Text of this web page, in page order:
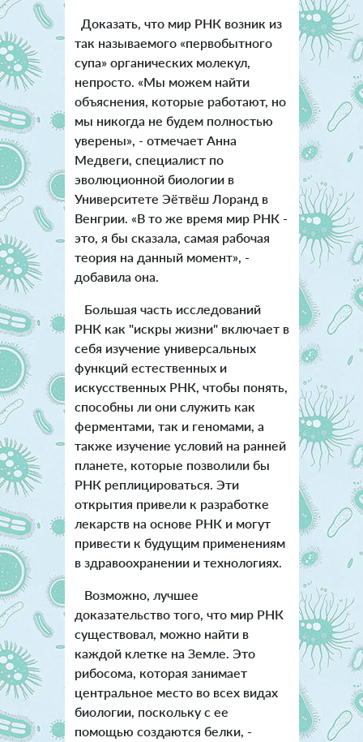
Доказать, что мир РНК возник из
так называемого «первобытного
супа» органических молекул,
непросто. «Мы можем найти
объяснения, которые работают, но
мы никогда не будем полностью
уверены», - отмечает Анна
Медвеги, специалист по
эволюционной биологии в
Университете Эётвёш Лоранд в
Венгрии. «В то же время мир РНК -
это, я бы сказала, самая рабочая
теория на данный момент», -
добавила она.
Большая часть исследований
РНК как "искры жизни" включает в
себя изучение универсальных
функций естественных и
искусственных РНК, чтобы понять,
способны ли они служить как
ферментами, так и геномами, а
также изучение условий на ранней
планете, которые позволили бы
РНК реплицироваться. Эти
открытия привели к разработке
лекарств на основе РНК и могут
привести к будущим применениям
в здравоохранении и технологиях.
Возможно, лучшее
доказательство того, что мир РНК
существовал, можно найти в
каждой клетке на Земле. Это
рибосома, которая занимает
центральное место во всех видах
биологии, поскольку с ее
помощью создаются белки, -